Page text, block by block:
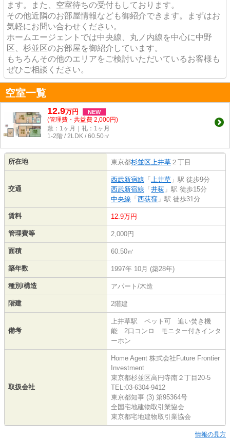
ます。また、空室待ちの受付もしております。
その他近隣のお部屋情報なども御紹介できます。まずはお
気軽にお問い合わせください。
ホームエージェントでは中央線、丸ノ内線を中心に中野
区、杉並区のお部屋を御紹介しています。
もちろんその他のエリアをご検討いただいているお客様も
ぜひご相談ください。
空室一覧
12.9万円 NEW
(管理費・共益費 2,000円)
敷：1ヶ月｜礼：1ヶ月
1-2階 / 2LDK / 60.50㎡
所在地 東京都杉並区上井草 ２丁目
交通
西武新宿線 「 上井草 」駅 徒歩9分
西武新宿線 「 井荻 」駅 徒歩15分
中央線 「 西荻窪 」駅 徒歩31分
賃料 12.9万円
管理費等 2,000円
面積 60.50㎡
築年数 1997年 10月 (築28年)
種別/構造 アパート/木造
階建 2階建
備考
上井草駅 ペット可 追い焚き機
能 2口コンロ モニター付きインタ
ーホン
取扱会社
Home Agent 株式会社Future Frontier
Investment
東京都杉並区高円寺南２丁目20-5
TEL:03-6304-9412
東京都知事 (3) 第95364号
全国宅地建物取引業協会
東京都宅地建物取引業協会
情報の見方